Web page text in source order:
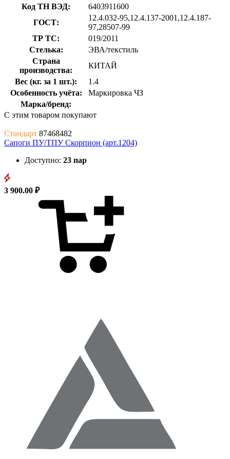
Код ТН ВЭД:
6403911600
ГОСТ:
12.4.032-95,12.4.137-2001,12.4.187-
97,28507-99
ТР ТС:
019/2011
Стелька:
ЭВА/текстиль
Страна
производства:
КИТАЙ
Вес (кг. за 1 шт.):
1.4
Особенность учёта:
Маркировка ЧЗ
Марка/бренд:
С этим товаром покупают
Стандарт 87468482
Сапоги ПУ/ТПУ Скорпион (арт.1204)
Доступно: 23 пар
3 900.00 ₽